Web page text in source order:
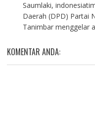
Saumlaki,
Daerah (DPD) Partai
Tanimbar menggelar
KOMENTAR ANDA: